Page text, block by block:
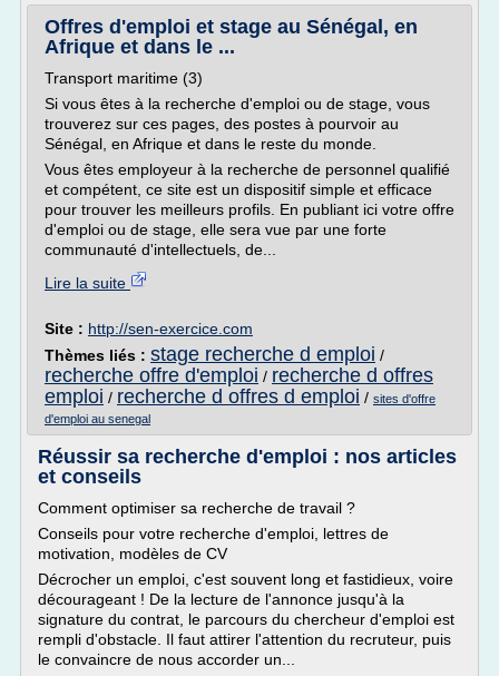
Offres d'emploi et stage au Sénégal, en
Afrique et dans le ...
Transport maritime (3)
Si vous êtes à la recherche d'emploi ou de stage, vous
trouverez sur ces pages, des postes à pourvoir au
Sénégal, en Afrique et dans le reste du monde.
Vous êtes employeur à la recherche de personnel qualifié
et compétent, ce site est un dispositif simple et efficace
pour trouver les meilleurs profils. En publiant ici votre offre
d'emploi ou de stage, elle sera vue par une forte
communauté d'intellectuels, de...
Lire la suite
Site : http://sen-exercice.com
Thèmes liés : stage recherche d emploi /
recherche offre d'emploi / recherche d offres
emploi / recherche d offres d emploi / sites d'offre
d'emploi au senegal
Réussir sa recherche d'emploi : nos articles
et conseils
Comment optimiser sa recherche de travail ?
Conseils pour votre recherche d'emploi, lettres de
motivation, modèles de CV
Décrocher un emploi, c'est souvent long et fastidieux, voire
décourageant ! De la lecture de l'annonce jusqu'à la
signature du contrat, le parcours du chercheur d'emploi est
rempli d'obstacle. Il faut attirer l'attention du recruteur, puis
le convaincre de nous accorder un...